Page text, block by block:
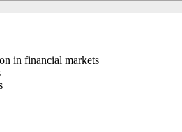
in financial markets